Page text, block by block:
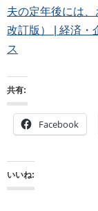
夫の定年後には
改訂版） | 経済・
ス
共有:
Facebook
いいね: